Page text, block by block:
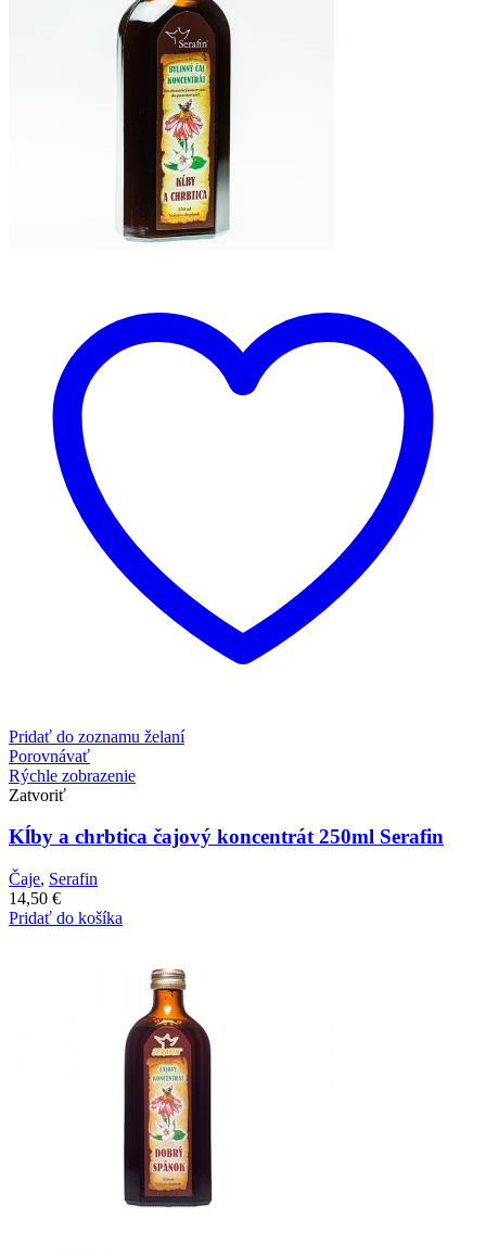
Pridať do zoznamu želaní
Porovnávať
Rýchle zobrazenie
Zatvoriť
Kĺby a chrbtica čajový koncentrát 250ml Serafin
Čaje, Serafin
14,50 €
Pridať do košíka